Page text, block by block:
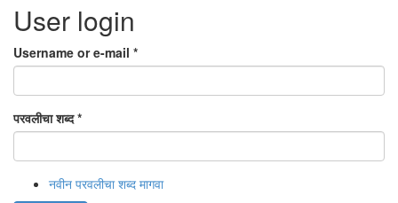
User login
Username or e-mail *
परवलीचा शब्द*
नवीन परवलीचा शब्द मागवा